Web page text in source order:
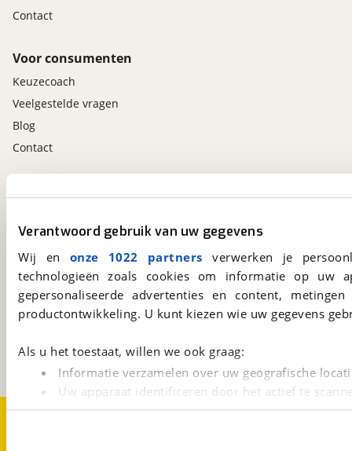
Verantwoord gebruik van uw gegevens
Wij en onze 1022 partners verwerken je
technologieën zoals cookies om informatie op
gepersonaliseerde advertenties en content,
productontwikkeling. U kunt kiezen wie uw gegevens
Als u het toestaat, willen we ook graag:
Informatie verzamelen over uw geografische
Uw apparaat identificeren door het actief te
Lees meer over hoe uw persoonlijke gegevens worden
Contact
Voor consumenten
Keuzecoach
Veelgestelde vragen
Blog
Contact
viaBOVAG.nl
Kosterijland 15
Een initiatief van
viaBOVAG.nl app
Download 'm nu.
Over viaBOVAG.nlDisclaimer- en Privacyverklaring